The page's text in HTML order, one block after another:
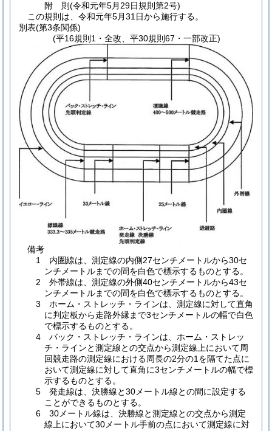
附 則(令和元年5月29日規則第2号)
この規則は、令和元年5月31日から施行する。
別表(第3条関係)
(平16規則1・全改、平30規則67・一部改正)
備考
1 内圏線は、測定線の内側27センチメートルから30セ
ンチメートルまでの間を白色で標示するものとする。
2 外帯線は、測定線の外側40センチメートルから43セ
ンチメートルまでの間を白色で標示するものとする。
3 ホーム・ストレッチ・ラインは、測定線に対して直角
に判定板から走路外縁まで3センチメートルの幅で白色
で標示するものとする。
4 バック・ストレッチ・ラインは、ホーム・ストレッ
チ・ラインと測定線との交点から測定線上において周
回競走路の測定線における周長の2分の1を隔てた点に
おいて測定線に対して直角に3センチメートルの幅で標
示するものとする。
5 発走線は、決勝線と30メートル線との間に設定する
ことができるものとする。
6 30メートル線は、決勝線と測定線との交点から測定
線上において30メートル手前の点において測定線に対